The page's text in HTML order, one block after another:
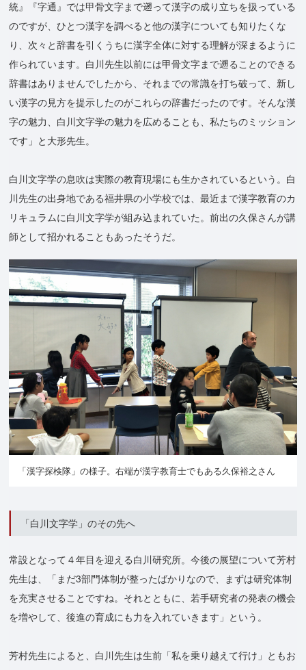
統』『字通』では甲骨文字まで遡って漢字の成り立ちを扱っている
のですが、ひとつ漢字を調べると他の漢字についても知りたくな
り、次々と辞書を引くうちに漢字全体に対する理解が深まるように
作られています。白川先生以前には甲骨文字まで遡ることのできる
辞書はありませんでしたから、それまでの常識を打ち破って、新し
い漢字の見方を提示したのがこれらの辞書だったのです。そんな漢
字の魅力、白川文字学の魅力を広めることも、私たちのミッション
です」と大形先生。
白川文字学の息吹は実際の教育現場にも生かされているという。白
川先生の出身地である福井県の小学校では、最近まで漢字教育のカ
リキュラムに白川文字学が組み込まれていた。前出の久保さんが講
師として招かれることもあったそうだ。
「漢字探検隊」の様子。右端が漢字教育士でもある久保裕之さん
「白川文字学」のその先へ
常設となって４年目を迎える白川研究所。今後の展望について芳村
先生は、「まだ3部門体制が整ったばかりなので、まずは研究体制
を充実させることですね。それとともに、若手研究者の発表の機会
を増やして、後進の育成にも力を入れていきます」という。
芳村先生によると、白川先生は生前「私を乗り越えて行け」ともお